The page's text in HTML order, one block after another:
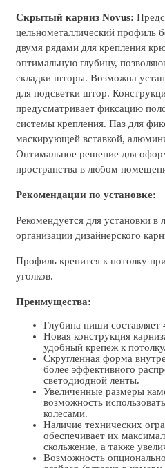
Скрытый карниз Novus:
цельнометаллический профиль
двумя рядами для крепления
оптимальную глубину,
складки шторы. Возможна
для подсветки штор.
предусматривает фиксацию
системы крепления. Паз для
маскирующей вставкой,
Оптимальное решение для
пространства в любом
Рекомендации по установке:
Рекомендуется для установки
организации дизайнерского
Профиль крепится к потолку
уголков.
Преимущества:
Глубина ниши составляет
Новая конструкция
удобный крепеж к потолку.
Скругленная форма
более эффективного
светодиодной ленты.
Увеличенные размеры
возможность
колесами.
Наличие технических
обеспечивает их
скольжение, а также
Возможность